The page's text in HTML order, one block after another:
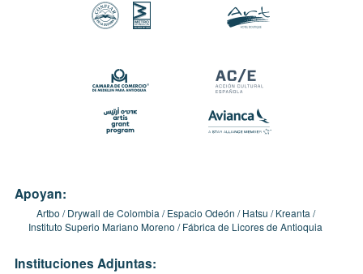
Apoyan:
Artbo Drywall de Colombia Espacio Odeón Hatsu
Kreanta
Instituto Superio Mariano Moreno
Fábrica de Licores de Antioquia
Instituciones Adjuntas: